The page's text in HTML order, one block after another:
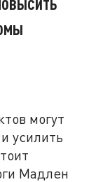
могут
усилить
Мадлен